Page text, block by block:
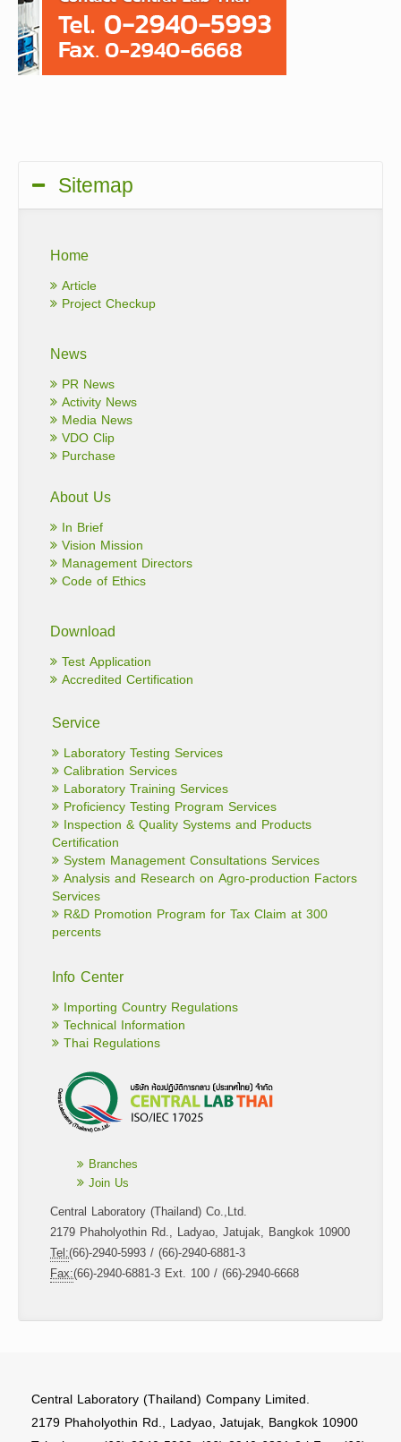
Sitemap
Home
Article
Project Checkup
News
PR News
Activity News
Media News
VDO Clip
Purchase
About Us
In Brief
Vision Mission
Management Directors
Code of Ethics
Download
Test Application
Accredited Certification
Service
Laboratory Testing Services
Calibration Services
Laboratory Training Services
Proficiency Testing Program Services
Inspection & Quality Systems and Products
Certification
System Management Consultations Services
Analysis and Research on Agro-production Factors
Services
R&D Promotion Program for Tax Claim at 300
percents
Info Center
Importing Country Regulations
Technical Information
Thai Regulations
Branches
Join Us
Central Laboratory (Thailand) Co.,Ltd.
2179 Phaholyothin Rd., Ladyao, Jatujak, Bangkok 10900
Tel:(66)-2940-5993 / (66)-2940-6881-3
Fax:(66)-2940-6881-3 Ext. 100 / (66)-2940-6668
Central Laboratory (Thailand) Company Limited.
2179 Phaholyothin Rd., Ladyao, Jatujak, Bangkok 10900